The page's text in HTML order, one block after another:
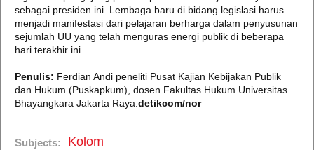
sebagai presiden ini. Lembaga baru di bidang legislasi harus
menjadi manifestasi dari pelajaran berharga dalam penyusunan
sejumlah UU yang telah menguras energi publik di beberapa
hari terakhir ini.
Penulis: Ferdian Andi peneliti Pusat Kajian Kebijakan Publik
dan Hukum (Puskapkum), dosen Fakultas Hukum Universitas
Bhayangkara Jakarta Raya. detikcom/nor
Subjects: Kolom